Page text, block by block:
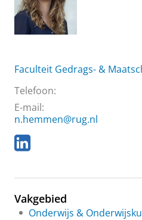
Faculteit Gedrags- &
Telefoon:
E-mail:
n.hemmen@rug.nl
L
i
k
d
I
Vakgebied
Onderwijs &